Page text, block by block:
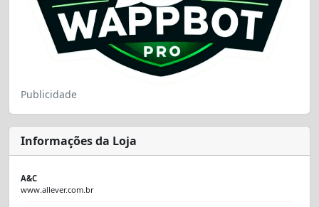
Publicidade
Informações da Loja
A&C
www.allever.com.br